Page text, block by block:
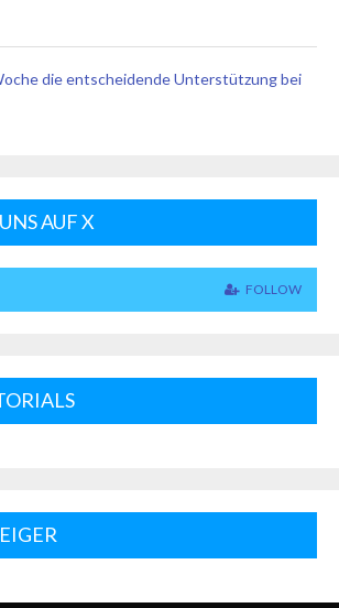
die entscheidende Unterstützung bei
AUF X
FOLLOW